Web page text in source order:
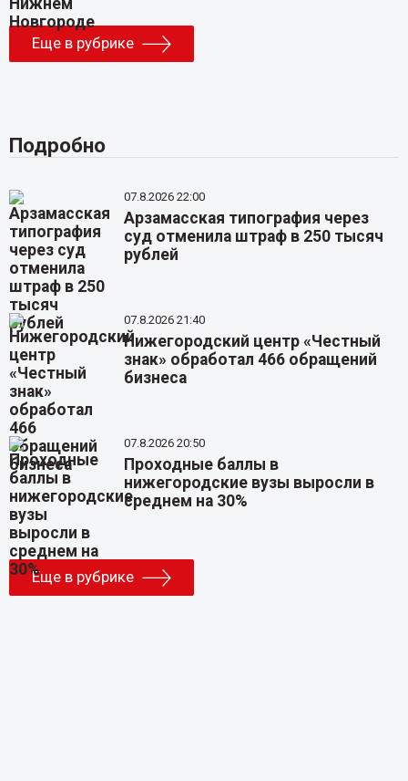
Еще в рубрике
Подробно
07.8.2026 22:00
Арзамасская типография через
суд отменила штраф в 250 тысяч
рублей
07.8.2026 21:40
Нижегородский центр «Честный
знак» обработал 466 обращений
бизнеса
07.8.2026 20:50
Проходные баллы в
нижегородские вузы выросли в
среднем на 30%
Еще в рубрике